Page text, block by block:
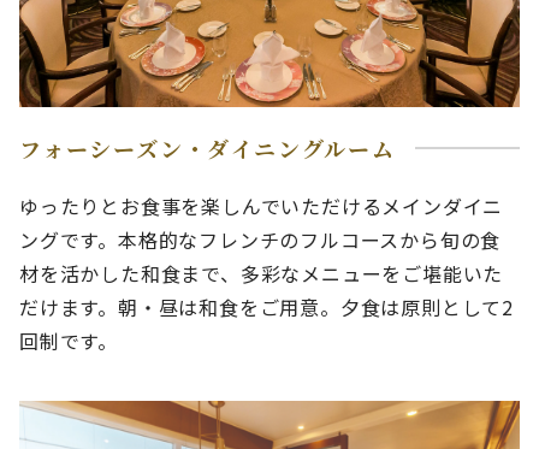
フォーシーズン・ダイニングルーム
ゆったりとお食事を楽しんでいただけるメインダイニ
ングです。本格的なフレンチのフルコースから旬の食
材を活かした和食まで、多彩なメニューをご堪能いた
だけます。朝・昼は和食をご用意。夕食は原則として2
回制です。